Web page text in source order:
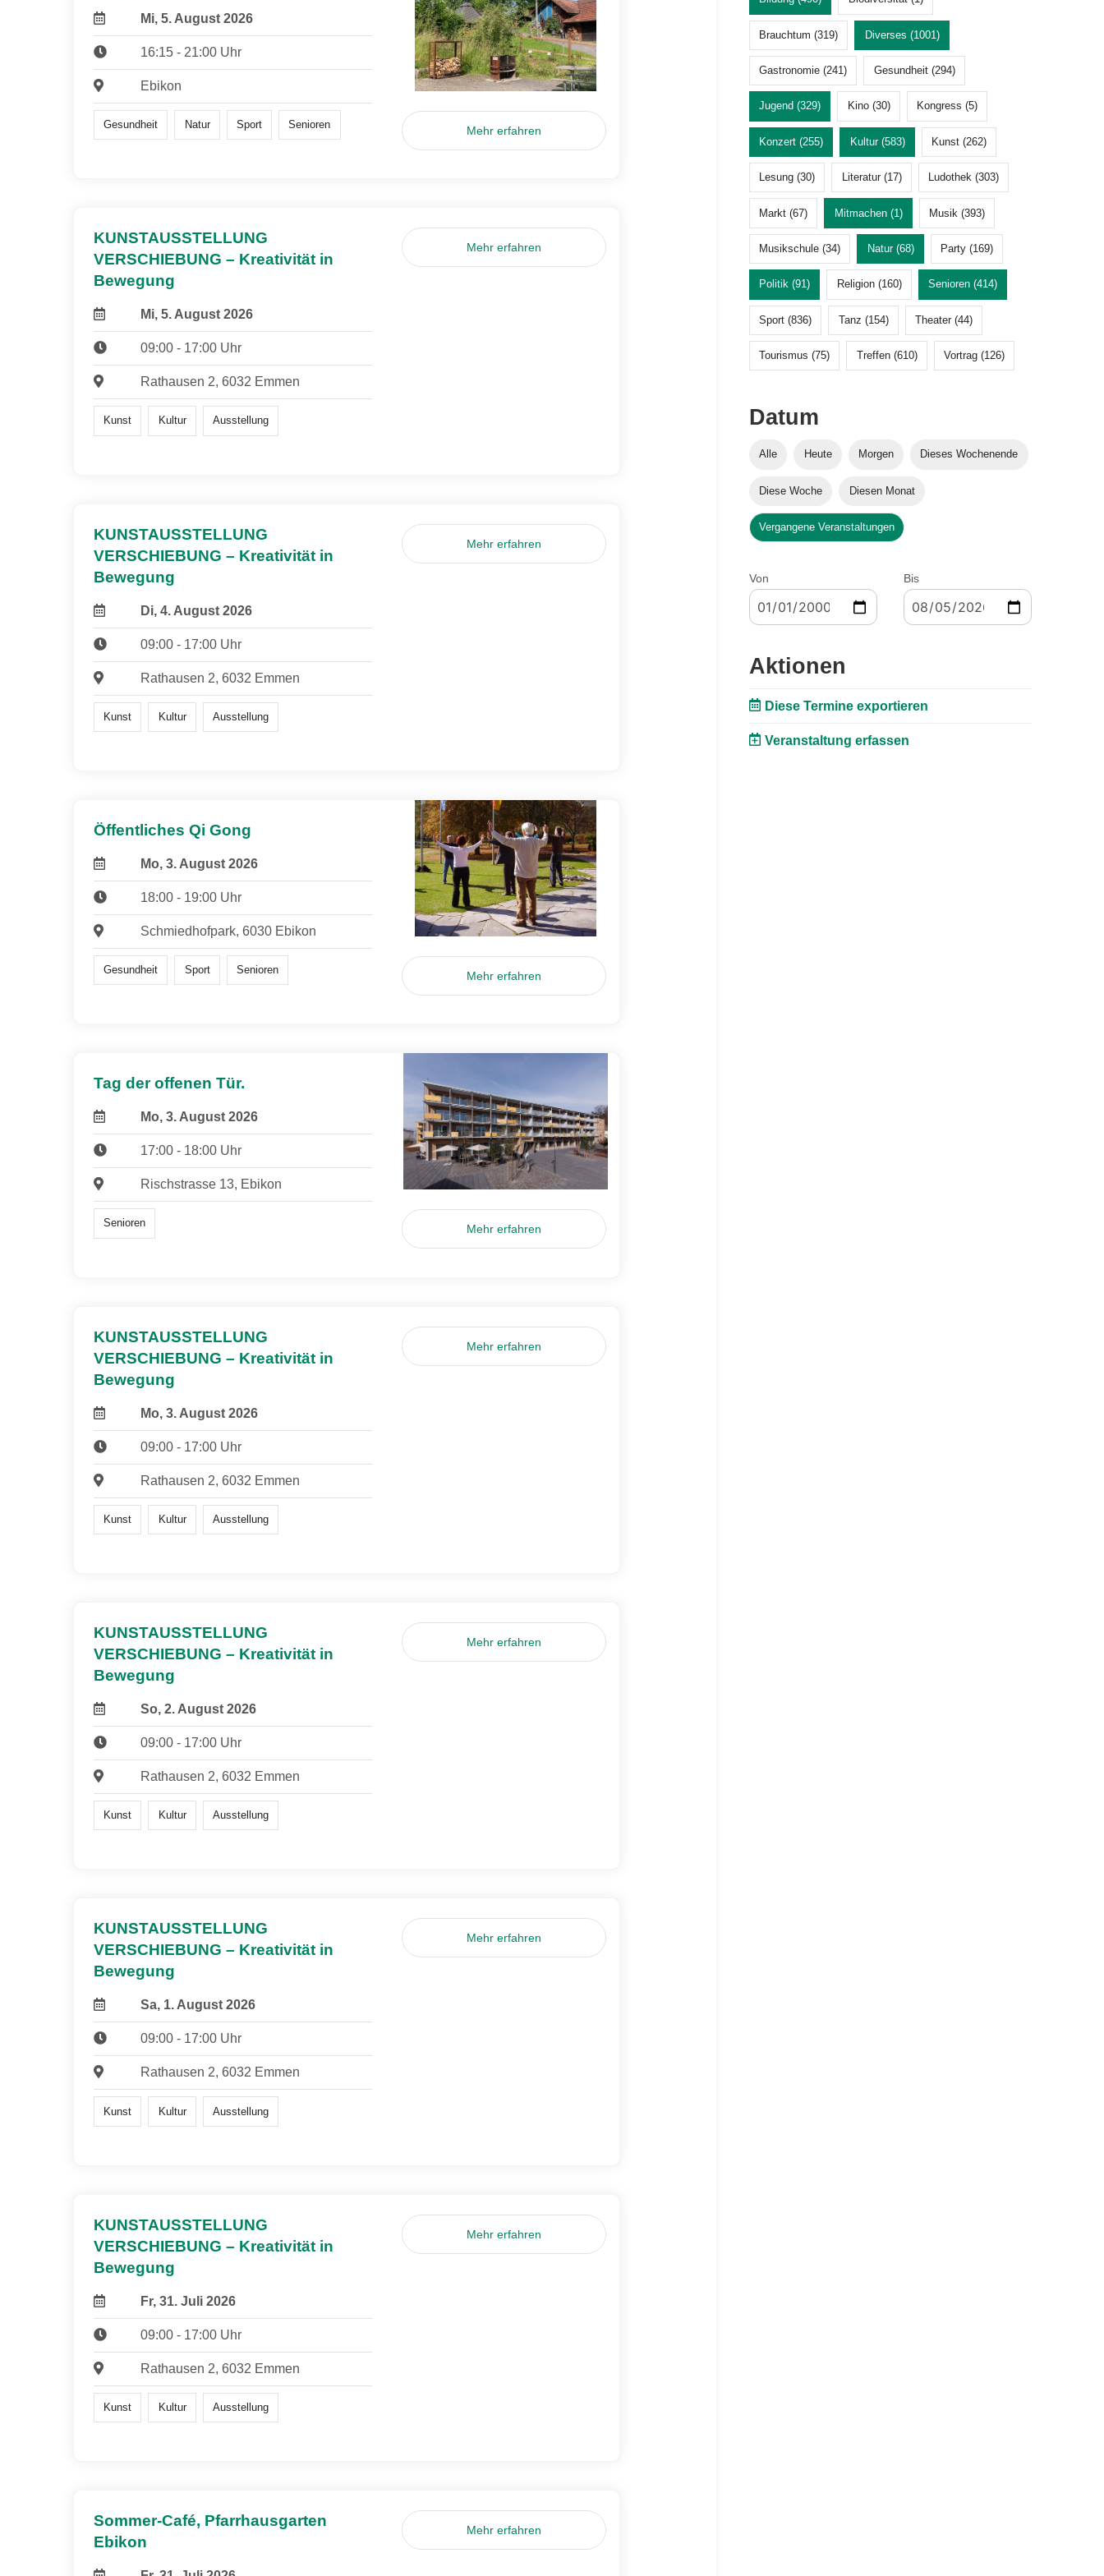
Mi, 5. August 2026
16:15 - 21:00 Uhr
Ebikon
Gesundheit Natur Sport Senioren Mehr erfahren
KUNSTAUSSTELLUNG
VERSCHIEBUNG – Kreativität in
Bewegung
Mi, 5. August 2026
09:00 - 17:00 Uhr
Rathausen 2, 6032 Emmen
Kunst Kultur Ausstellung
Mehr erfahren
KUNSTAUSSTELLUNG
VERSCHIEBUNG – Kreativität in
Bewegung
Di, 4. August 2026
09:00 - 17:00 Uhr
Rathausen 2, 6032 Emmen
Kunst Kultur Ausstellung
Mehr erfahren
Öffentliches Qi Gong
Mo, 3. August 2026
18:00 - 19:00 Uhr
Schmiedhofpark, 6030 Ebikon
Gesundheit Sport Senioren Mehr erfahren
Tag der offenen Tür.
Mo, 3. August 2026
17:00 - 18:00 Uhr
Rischstrasse 13, Ebikon
Senioren Mehr erfahren
KUNSTAUSSTELLUNG
VERSCHIEBUNG – Kreativität in
Bewegung
Mo, 3. August 2026
09:00 - 17:00 Uhr
Rathausen 2, 6032 Emmen
Kunst Kultur Ausstellung
Mehr erfahren
KUNSTAUSSTELLUNG
VERSCHIEBUNG – Kreativität in
Bewegung
So, 2. August 2026
09:00 - 17:00 Uhr
Rathausen 2, 6032 Emmen
Kunst Kultur Ausstellung
Mehr erfahren
KUNSTAUSSTELLUNG
VERSCHIEBUNG – Kreativität in
Bewegung
Sa, 1. August 2026
09:00 - 17:00 Uhr
Rathausen 2, 6032 Emmen
Kunst Kultur Ausstellung
Mehr erfahren
KUNSTAUSSTELLUNG
VERSCHIEBUNG – Kreativität in
Bewegung
Fr, 31. Juli 2026
09:00 - 17:00 Uhr
Rathausen 2, 6032 Emmen
Kunst Kultur Ausstellung
Mehr erfahren
Sommer-Café, Pfarrhausgarten
Ebikon
Mehr erfahren
Brauchtum (319) Diverses (1001)
Gastronomie (241) Gesundheit (294)
Jugend (329) Kino (30) Kongress (5)
Konzert (255) Kultur (583) Kunst (262)
Lesung (30) Literatur (17) Ludothek (303)
Markt (67) Mitmachen (1) Musik (393)
Musikschule (34) Natur (68) Party (169)
Politik (91) Religion (160) Senioren (414)
Sport (836) Tanz (154) Theater (44)
Tourismus (75) Treffen (610) Vortrag (126)
Datum
Alle Heute Morgen Dieses Wochenende
Diese Woche Diesen Monat
Vergangene Veranstaltungen
Von Bis
Aktionen
Diese Termine exportieren
Veranstaltung erfassen